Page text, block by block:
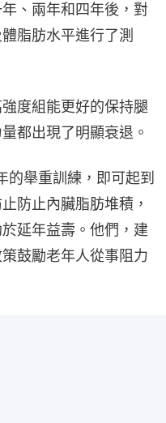
、兩年和四年後，對
脂肪水平進行了測
度組能更好的保持腿
都出現了明顯衰退。
的舉重訓練，即可起到
防止內臟脂肪堆積，
延年益壽。他們，建
鼓勵老年人從事阻力